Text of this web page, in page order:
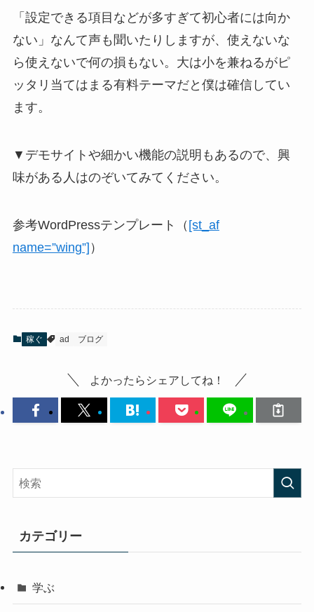
「設定できる項目などが多すぎて初心者には向か
ない」なんて声も聞いたりしますが、使えないな
ら使えないで何の損もない。 大は小を兼ねるがピ
ッタリ当てはまる有料テーマだと僕は確信してい
ます。
▼デモサイトや細かい機能の説明もあるので、興
味がある人はのぞいてみてください。
参考WordPressテンプレート（ [st_af
name=”wing”] ）
稼ぐ ad ブログ
よかったらシェアしてね！
カテゴリー
学ぶ